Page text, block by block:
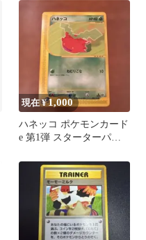
現在 ¥1,000
ハネッコ ポケモンカード
e 第1弾 スターターパッ